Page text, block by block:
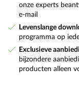
onze experts
e-mail
Levenslange
programma op
Exclusieve
bijzondere
producten alleen